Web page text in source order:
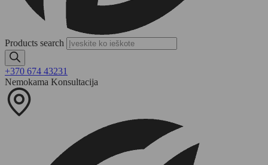
Products search
+370 674 43231
Nemokama Konsultacija